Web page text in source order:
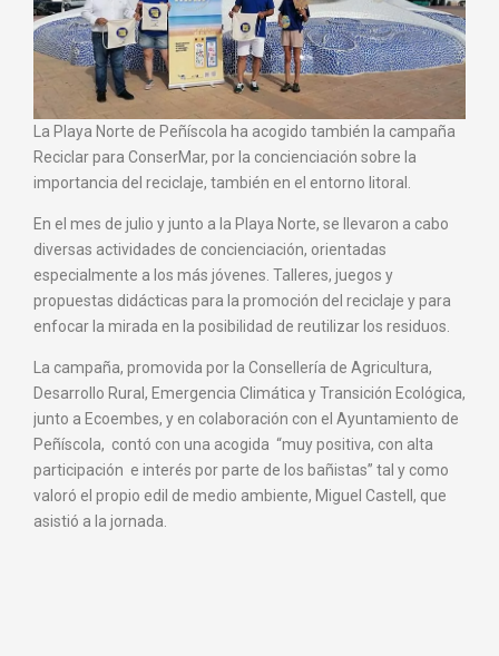
La Playa Norte de Peñíscola ha acogido también la campaña
Reciclar para ConserMar, por la concienciación sobre la
importancia del reciclaje, también en el entorno litoral.
En el mes de julio y junto a la Playa Norte, se llevaron a cabo
diversas actividades de concienciación, orientadas
especialmente a los más jóvenes. Talleres, juegos y
propuestas didácticas para la promoción del reciclaje y para
enfocar la mirada en la posibilidad de reutilizar los residuos.
La campaña, promovida por la Consellería de Agricultura,
Desarrollo Rural, Emergencia Climática y Transición Ecológica,
junto a Ecoembes, y en colaboración con el Ayuntamiento de
Peñíscola, contó con una acogida “muy positiva, con alta
participación e interés por parte de los bañistas” tal y como
valoró el propio edil de medio ambiente, Miguel Castell, que
asistió a la jornada.